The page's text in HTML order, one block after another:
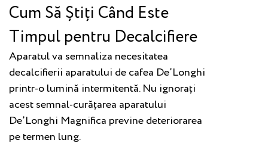
Cum Să Știți Când Este
Timpul pentru Decalcifiere
Aparatul va semnaliza necesitatea
decalcifierii aparatului de cafea De’Longhi
printr-o lumină intermitentă. Nu ignorați
acest semnal-curățarea aparatului
De’Longhi Magnifica previne deteriorarea
pe termen lung.